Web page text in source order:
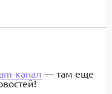
канал — там еще